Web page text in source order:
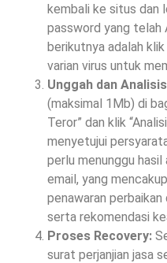
kembali ke situs dan
password yang telah
berikutnya adalah klik
varian virus untuk
Unggah dan
(maksimal 1Mb) di
Teror” dan klik
menyetujui
perlu menunggu hasil
email, yang
penawaran
serta rekomendasi
Proses Recovery:
surat perjanjian jasa